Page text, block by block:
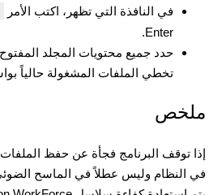
في النافذة التي تظهر، اكتب الأمر
Enter.
حدد جميع محتويات المجلد
تخطي الملفات المشغولة حالياً
ملخص
إذا توقف البرنامج فجأة عن حفظ